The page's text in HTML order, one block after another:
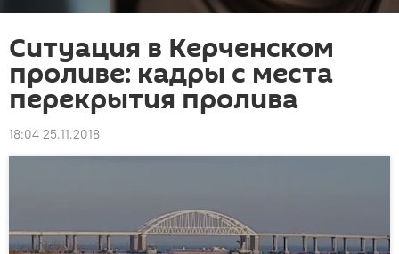
Ситуация в Керченском
проливе: кадры с места
перекрытия пролива
18:04 25.11.2018